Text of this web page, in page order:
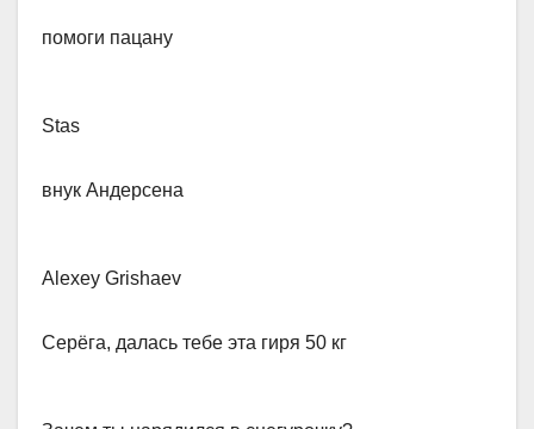
помоги пацану
Stas
​внук Андерсена
Alexey Grishaev​
Серёга, далась тебе эта гиря 50 кг